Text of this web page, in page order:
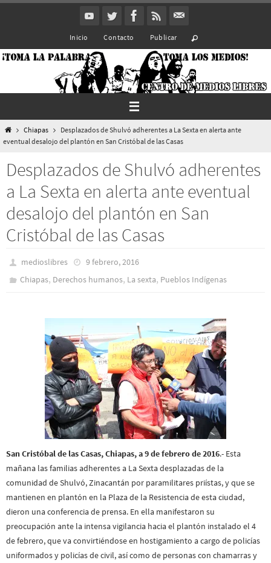
Inicio Contacto Publicar
InicioChiapas
Desplazados de Shulvó adherentes a La Sexta en alerta ante
eventual desalojo del plantón en San Cristóbal de las Casas
Desplazados de Shulvó adherentes
a La Sexta en alerta ante eventual
desalojo del plantón en San
Cristóbal de las Casas
medioslibres
9 febrero, 2016
Chiapas, Derechos humanos, La sexta, Pueblos Indí­genas
San Cristóbal de las Casas, Chiapas, a 9 de febrero de 2016.- Esta
mañana las familias adherentes a La Sexta desplazadas de la
comunidad de Shulvó, Zinacantán por paramilitares priístas, y que se
mantienen en plantón en la Plaza de la Resistencia de esta ciudad,
dieron una conferencia de prensa. En ella manifestaron su
preocupación ante la intensa vigilancia hacia el plantón instalado el 4
de febrero, que va convirtiéndose en hostigamiento a cargo de policías
uniformados y policías de civil, así como de personas con chamarras y